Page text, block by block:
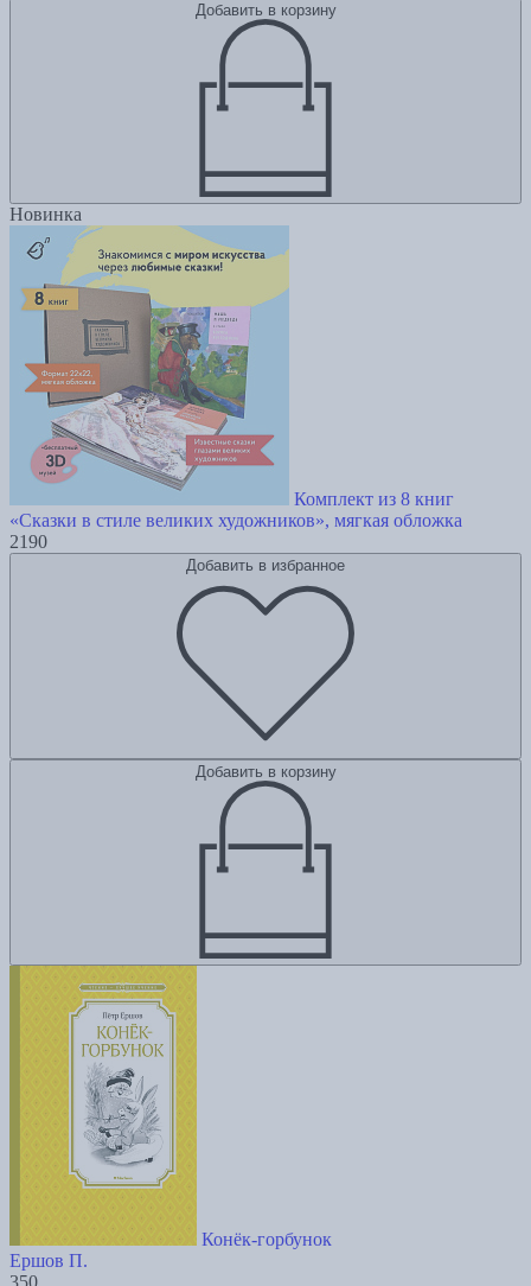
Добавить в корзину
Новинка
Комплект из 8 книг
«Сказки в стиле великих художников», мягкая обложка
2190
Добавить в избранное
Добавить в корзину
Конёк-горбунок
Ершов П.
350